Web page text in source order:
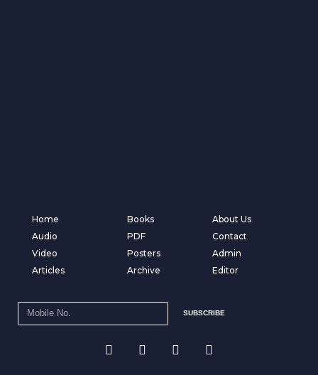
Home
Audio
Video
Articles
Books
PDF
Posters
Archive
About Us
Contact
Admin
Editor
SUBSCRIBE